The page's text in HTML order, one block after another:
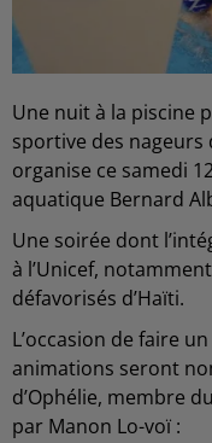
Une nuit à la piscine
sportive des nageurs
organise ce samedi
aquatique Bernard
Une soirée dont
à l’Unicef,
défavorisés d’Haïti.
L’occasion de faire
animations seront
d’Ophélie, membre
par Manon Lo-voï :